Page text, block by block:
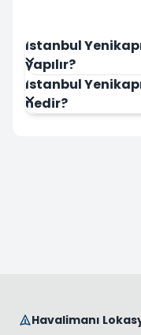
İstanbul
yapılır?
İstanbul
nedir?
Havalimanı